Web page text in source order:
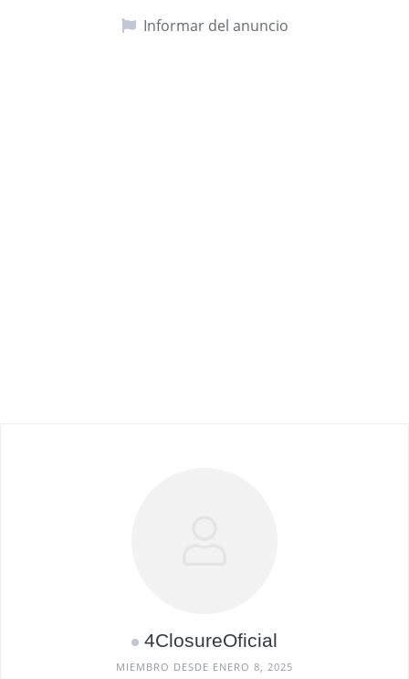
Informar del anuncio
4ClosureOficial
MIEMBRO DESDE ENERO 8, 2025